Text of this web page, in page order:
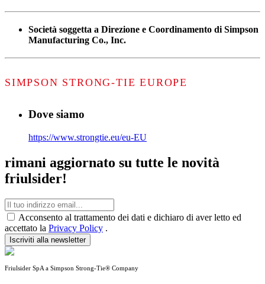
Società soggetta a Direzione e Coordinamento di Simpson
Manufacturing Co., Inc.
SIMPSON STRONG-TIE EUROPE
Dove siamo
https://www.strongtie.eu/eu-EU
rimani aggiornato su tutte le novità
friulsider!
Acconsento al trattamento dei dati e dichiaro di aver letto ed
accettato la Privacy Policy .
Iscriviti alla newsletter
Friulsider SpA a Simpson Strong-Tie® Company